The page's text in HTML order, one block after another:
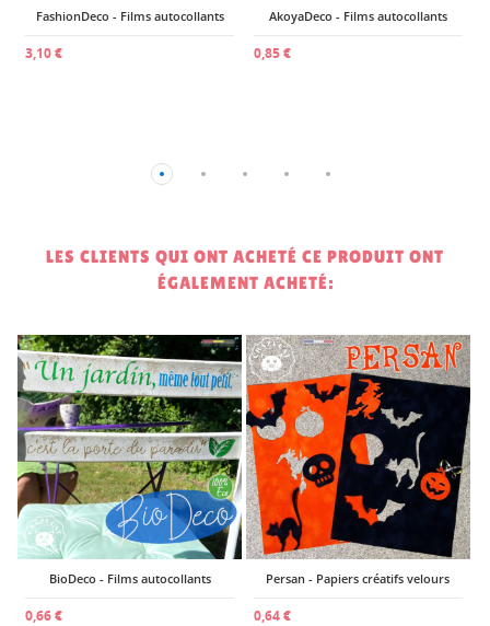
FashionDeco - Films autocollants
3,10 €
AkoyaDeco - Films autocollants
0,85 €
LES CLIENTS QUI ONT ACHETÉ CE PRODUIT ONT
ÉGALEMENT ACHETÉ:
BioDeco - Films autocollants
0,66 €
Persan - Papiers créatifs velours
0,64 €